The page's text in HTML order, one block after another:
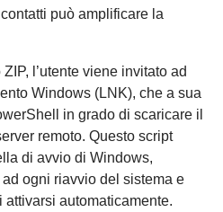
può amplificare la
l’utente viene invitato ad
Windows (LNK), che a sua
in grado di scaricare il
remoto. Questo script
di avvio di Windows,
ogni riavvio del sistema e
automaticamente.